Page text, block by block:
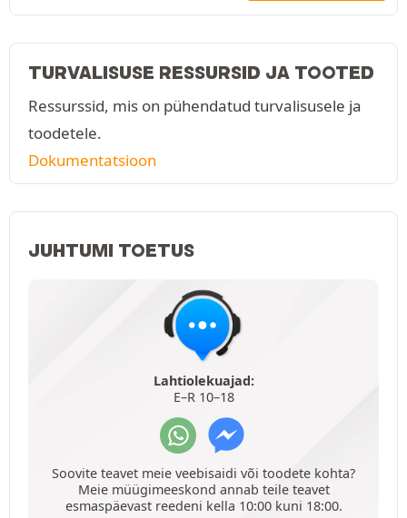
TURVALISUSE RESSURSID JA TOOTED
Ressurssid, mis on pühendatud turvalisusele ja
toodetele.
Dokumentatsioon
JUHTUMI TOETUS
Lahtiolekuajad:
E–R 10–18
Soovite teavet meie veebisaidi või toodete kohta?
Meie müügimeeskond annab teile teavet
esmaspäevast reedeni kella 10:00 kuni 18:00.